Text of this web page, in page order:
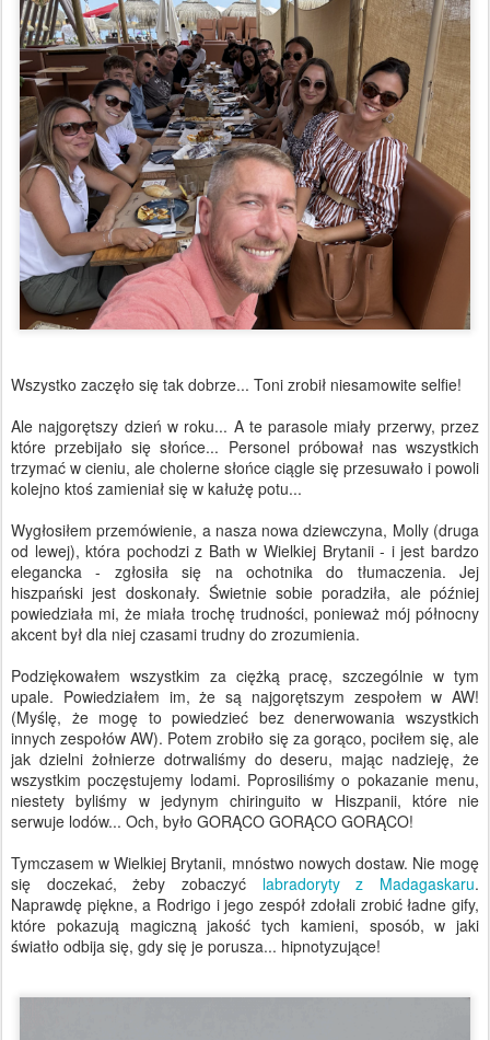
Wszystko zaczęło się tak dobrze... Toni zrobił niesamowite selfie!
Ale najgorętszy dzień w roku... A te parasole miały przerwy, przez
które przebijało się słońce... Personel próbował nas wszystkich
trzymać w cieniu, ale cholerne słońce ciągle się przesuwało i powoli
kolejno ktoś zamieniał się w kałużę potu...
Wygłosiłem przemówienie, a nasza nowa dziewczyna, Molly (druga
od lewej), która pochodzi z Bath w Wielkiej Brytanii - i jest bardzo
elegancka - zgłosiła się na ochotnika do tłumaczenia. Jej
hiszpański jest doskonały. Świetnie sobie poradziła, ale później
powiedziała mi, że miała trochę trudności, ponieważ mój północny
akcent był dla niej czasami trudny do zrozumienia.
Podziękowałem wszystkim za ciężką pracę, szczególnie w tym
upale. Powiedziałem im, że są najgorętszym zespołem w AW!
(Myślę, że mogę to powiedzieć bez denerwowania wszystkich
innych zespołów AW). Potem zrobiło się za gorąco, pociłem się, ale
jak dzielni żołnierze dotrwaliśmy do deseru, mając nadzieję, że
wszystkim poczęstujemy lodami. Poprosiliśmy o pokazanie menu,
niestety byliśmy w jedynym chiringuito w Hiszpanii, które nie
serwuje lodów... Och, było GORĄCO GORĄCO GORĄCO!
Tymczasem w Wielkiej Brytanii, mnóstwo nowych dostaw. Nie mogę
się doczekać, żeby zobaczyć labradoryty z Madagaskaru.
Naprawdę piękne, a Rodrigo i jego zespół zdołali zrobić ładne gify,
które pokazują magiczną jakość tych kamieni, sposób, w jaki
światło odbija się, gdy się je porusza... hipnotyzujące!